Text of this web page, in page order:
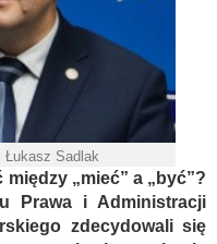
Łukasz Sadlak
„mieć” a „być”?
Prawa i Administracji
zdecydowali się